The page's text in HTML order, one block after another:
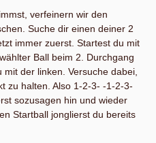
verfeinern wir den
Suche dir einen deiner 2
immer zuerst. Startest du mit
Ball beim 2. Durchgang
der linken. Versuche dabei,
zu halten. Also 1-2-3- -1-2-3-
sozusagen hin und wieder
Startball jonglierst du bereits